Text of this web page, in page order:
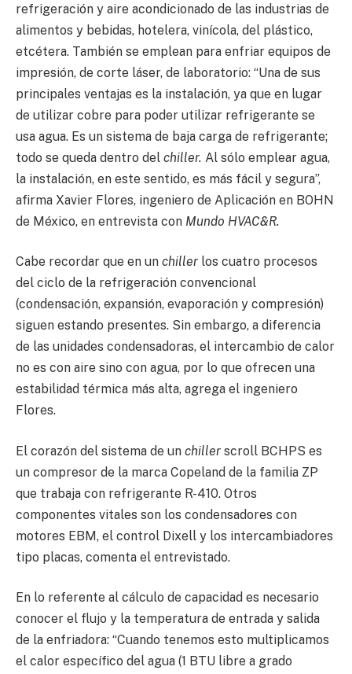
refrigeración y aire acondicionado de las industrias de
alimentos y bebidas, hotelera, vinícola, del plástico,
etcétera. También se emplean para enfriar equipos de
impresión, de corte láser, de laboratorio: “Una de sus
principales ventajas es la instalación, ya que en lugar
de utilizar cobre para poder utilizar refrigerante se
usa agua. Es un sistema de baja carga de refrigerante;
todo se queda dentro del chiller. Al sólo emplear agua,
la instalación, en este sentido, es más fácil y segura”,
afirma Xavier Flores, ingeniero de Aplicación en BOHN
de México, en entrevista con Mundo HVAC&R.
Cabe recordar que en un chiller los cuatro procesos
del ciclo de la refrigeración convencional
(condensación, expansión, evaporación y compresión)
siguen estando presentes. Sin embargo, a diferencia
de las unidades condensadoras, el intercambio de calor
no es con aire sino con agua, por lo que ofrecen una
estabilidad térmica más alta, agrega el ingeniero
Flores.
El corazón del sistema de un chiller scroll BCHPS es
un compresor de la marca Copeland de la familia ZP
que trabaja con refrigerante R-410. Otros
componentes vitales son los condensadores con
motores EBM, el control Dixell y los intercambiadores
tipo placas, comenta el entrevistado.
En lo referente al cálculo de capacidad es necesario
conocer el flujo y la temperatura de entrada y salida
de la enfriadora: “Cuando tenemos esto multiplicamos
el calor específico del agua (1 BTU libre a grado